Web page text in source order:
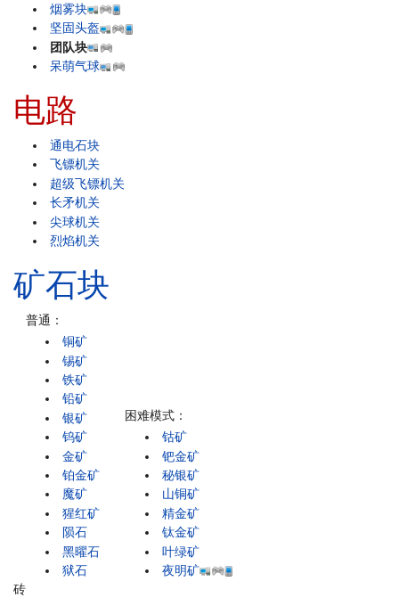
烟雾块
坚固头盔
团队块
呆萌气球
电路
通电石块
飞镖机关
超级飞镖机关
长矛机关
尖球机关
烈焰机关
矿石块
普通：
铜矿
锡矿
铁矿
铅矿
银矿
钨矿
金矿
铂金矿
魔矿
猩红矿
陨石
黑曜石
狱石
困难模式：
钴矿
钯金矿
秘银矿
山铜矿
精金矿
钛金矿
叶绿矿
夜明矿
砖